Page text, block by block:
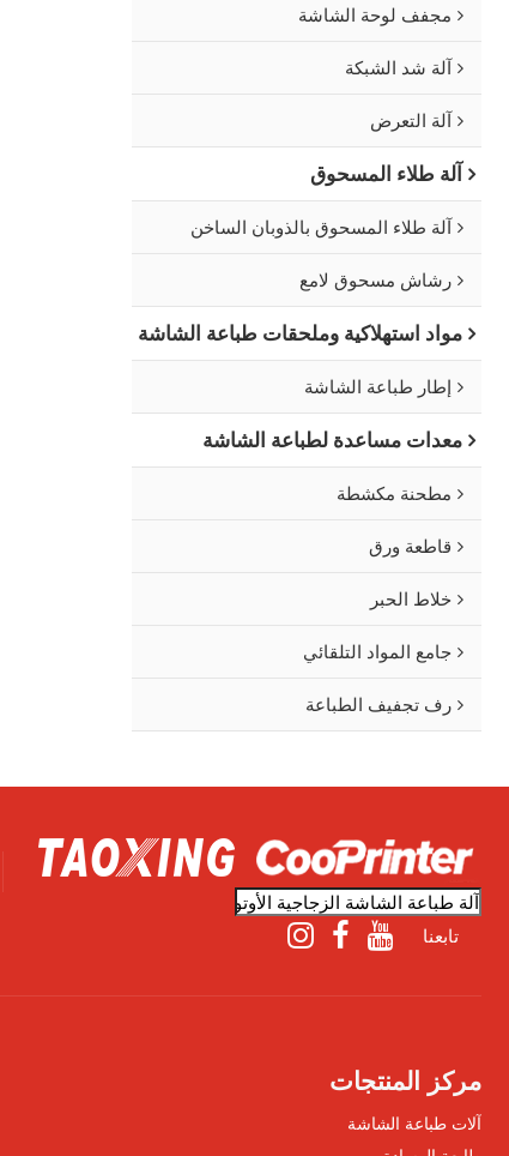
مجفف لوحة الشاشة
آلة شد الشبكة
آلة التعرض
آلة طلاء المسحوق
آلة طلاء المسحوق بالذوبان الساخن
رشاش مسحوق لامع
مواد استهلاكية وملحقات طباعة الشاشة
إطار طباعة الشاشة
معدات مساعدة لطباعة الشاشة
مطحنة مكشطة
قاطعة ورق
خلاط الحبر
جامع المواد التلقائي
رف تجفيف الطباعة
تابعنا
مركز المنتجات
آلات طباعة الشاشة